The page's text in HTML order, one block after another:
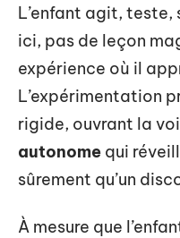
L’enfant agit, teste,
ici, pas de leçon
expérience où il
L’expérimentation
rigide, ouvrant la
autonome qui
sûrement qu’un
À mesure que